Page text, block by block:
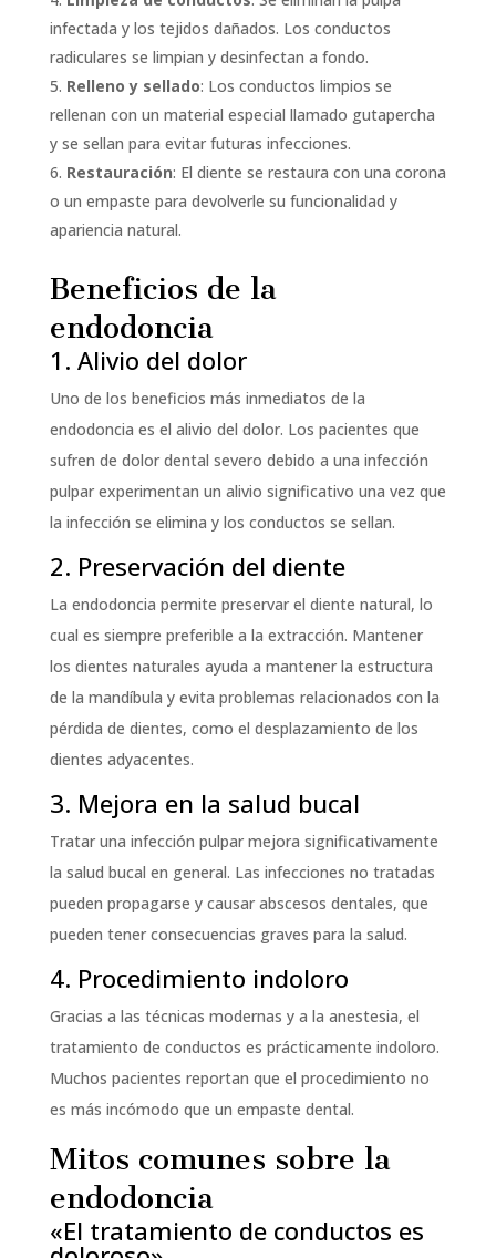
infectada y los tejidos dañados. Los conductos
radiculares se limpian y desinfectan a fondo.
Relleno y sellado: Los conductos limpios se
rellenan con un material especial llamado gutapercha
y se sellan para evitar futuras infecciones.
Restauración: El diente se restaura con una corona
o un empaste para devolverle su funcionalidad y
apariencia natural.
Beneficios de la
endodoncia
1. Alivio del dolor
Uno de los beneficios más inmediatos de la
endodoncia es el alivio del dolor. Los pacientes que
sufren de dolor dental severo debido a una infección
pulpar experimentan un alivio significativo una vez que
la infección se elimina y los conductos se sellan.
2. Preservación del diente
La endodoncia permite preservar el diente natural, lo
cual es siempre preferible a la extracción. Mantener
los dientes naturales ayuda a mantener la estructura
de la mandíbula y evita problemas relacionados con la
pérdida de dientes, como el desplazamiento de los
dientes adyacentes.
3. Mejora en la salud bucal
Tratar una infección pulpar mejora significativamente
la salud bucal en general. Las infecciones no tratadas
pueden propagarse y causar abscesos dentales, que
pueden tener consecuencias graves para la salud.
4. Procedimiento indoloro
Gracias a las técnicas modernas y a la anestesia, el
tratamiento de conductos es prácticamente indoloro.
Muchos pacientes reportan que el procedimiento no
es más incómodo que un empaste dental.
Mitos comunes sobre la
endodoncia
«El tratamiento de conductos es